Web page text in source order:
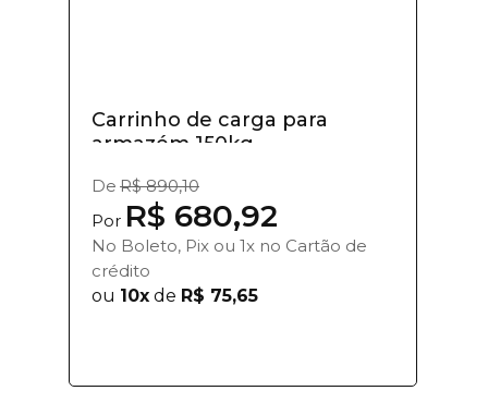
Carrinho de carga para
armazém 150kg...
De R$ 890,10
Por R$ 680,92
No Boleto, Pix ou 1x no Cartão de
crédito
ou 10x de R$ 75,65